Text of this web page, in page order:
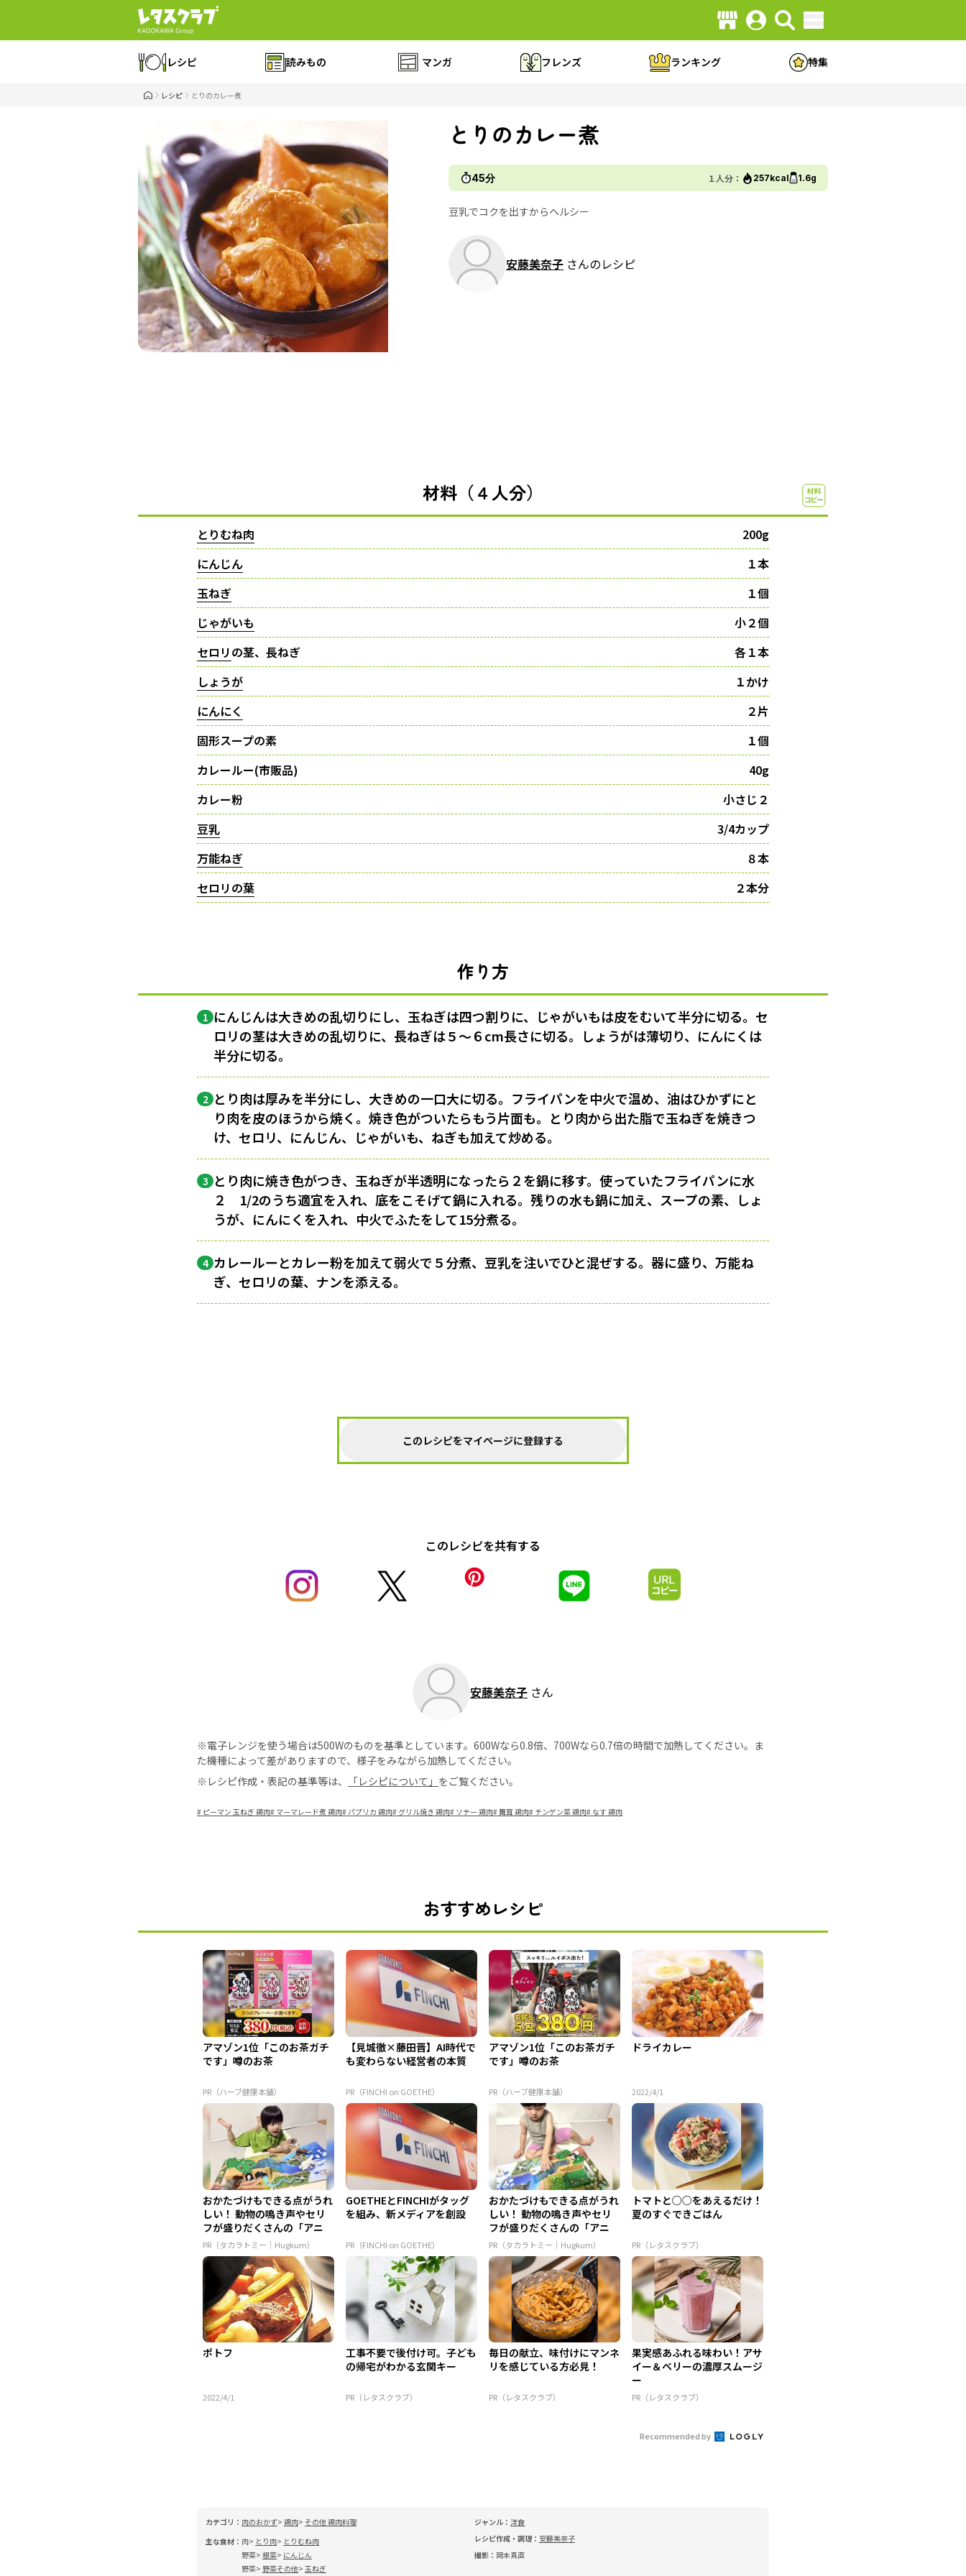
レシピ 読みもの マンガ フレンズ ランキング 特集
レシピ とりのカレー煮
とりのカレー煮
45分 １人分： 257kcal 1.6g
豆乳でコクを出すからヘルシー
安藤美奈子 さんのレシピ
材料（４人分）
とりむね肉
200g
にんじん
１本
玉ねぎ
１個
じゃがいも
小２個
セロリ の茎、長ねぎ
各１本
しょうが
１かけ
にんにく
２片
固形スープの素
１個
カレールー(市販品)
40g
カレー粉
小さじ２
豆乳
3/4カップ
万能ねぎ
８本
セロリの葉
２本分
作り方
1 にんじんは大きめの乱切りにし、玉ねぎは四つ割りに、じゃがいもは皮をむいて半分に切る。セ
ロリの茎は大きめの乱切りに、長ねぎは５〜６cm長さに切る。しょうがは薄切り、にんにくは
半分に切る。
2 とり肉は厚みを半分にし、大きめの一口大に切る。フライパンを中火で温め、油はひかずにと
り肉を皮のほうから焼く。焼き色がついたらもう片面も。とり肉から出た脂で玉ねぎを焼きつ
け、セロリ、にんじん、じゃがいも、ねぎも加えて炒める。
3 とり肉に焼き色がつき、玉ねぎが半透明になったら２を鍋に移す。使っていたフライパンに水
２ 1/2のうち適宜を入れ、底をこそげて鍋に入れる。残りの水も鍋に加え、スープの素、しょ
うが、にんにくを入れ、中火でふたをして15分煮る。
4 カレールーとカレー粉を加えて弱火で５分煮、豆乳を注いでひと混ぜする。器に盛り、万能ね
ぎ、セロリの葉、ナンを添える。
このレシピをマイページに登録する
このレシピを共有する
安藤美奈子 さん
※電子レンジを使う場合は500Wのものを基準としています。600Wなら0.8倍、700Wなら0.7倍の時間で加熱してください。ま
た機種によって差がありますので、様子をみながら加熱してください。
※レシピ作成・表記の基準等は、
「レシピについて」 をご覧ください。
# ピーマン 玉ねぎ 鶏肉# マーマレード煮 鶏肉#パプリカ 鶏肉# グリル焼き 鶏肉# ソテー 鶏肉#舞茸 鶏肉# チンゲン菜 鶏肉# なす 鶏肉
おすすめレシピ
アマゾン1位「このお茶ガチ
です」噂のお茶
PR（ハーブ健康本舗）
【見城徹×藤田晋】AI時代で
も変わらない経営者の本質
PR（FINCHI on GOETHE）
アマゾン1位「このお茶ガチ
です」噂のお茶
PR（ハーブ健康本舗）
ドライカレー
2022/4/1
おかたづけもできる点がうれ
しい！ 動物の鳴き声やセリ
フが盛りだくさんの「アニ
ア ...
PR（タカラトミー｜Hugkum）
GOETHEとFINCHIがタッグ
を組み、新メディアを創設
PR（FINCHI on GOETHE）
おかたづけもできる点がうれ
しい！ 動物の鳴き声やセリ
フが盛りだくさんの「アニ
ア ...
PR（タカラトミー｜Hugkum）
トマトと○○をあえるだけ！
夏のすぐできごはん
PR（レタスクラブ）
ポトフ
2022/4/1
工事不要で後付け可。子ども
の帰宅がわかる玄関キー
PR（レタスクラブ）
毎日の献立、味付けにマンネ
リを感じている方必見！
PR（レタスクラブ）
果実感あふれる味わい！アサ
イー＆ベリーの濃厚スムージ
ー
PR（レタスクラブ）
Recommended by
カテゴリ： 肉のおかず 鶏肉 その他 鶏肉料理
主な食材： 肉 とり肉
とりむね肉
野菜 根菜
にんじん
野菜
野菜その他 玉ねぎ
ジャンル： 洋食
レシピ作成・調理： 安藤美奈子
撮影： 岡本真直